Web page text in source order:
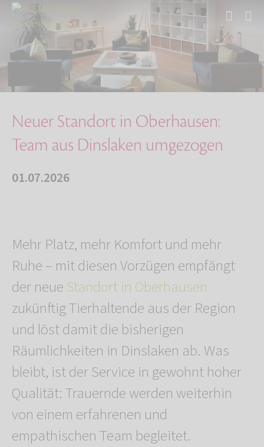
Start Über uns
Aktuelles
Neuer Standort in Oberhausen: Team aus Dinsla…
Neuer Standort in Oberhausen:
Team aus Dinslaken umgezogen
01.07.2026
Mehr Platz, mehr Komfort und mehr
Ruhe – mit diesen Vorzügen empfängt
der neueStandort in Oberhausen
zukünftig Tierhaltende aus der Region
und löst damit die bisherigen
Räumlichkeiten in Dinslaken ab. Was
bleibt, ist der Service in gewohnt hoher
Qualität: Trauernde werden weiterhin
von einem erfahrenen und
empathischen Team begleitet.